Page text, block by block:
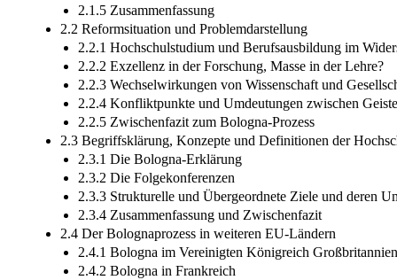
2.1.5 Zusammenfassung
2.2 Reformsituation und Problemdarstellung
2.2.1 Hochschulstudium und Berufsausbildung im
2.2.2 Exzellenz in der Forschung, Masse in der Lehre?
2.2.3 Wechselwirkungen von Wissenschaft und
2.2.4 Konfliktpunkte und Umdeutungen zwischen
2.2.5 Zwischenfazit zum Bologna-Prozess
2.3 Begriffsklärung, Konzepte und Definitionen der
2.3.1 Die Bologna-Erklärung
2.3.2 Die Folgekonferenzen
2.3.3 Strukturelle und Übergeordnete Ziele und deren
2.3.4 Zusammenfassung und Zwischenfazit
2.4 Der Bolognaprozess in weiteren EU-Ländern
2.4.1 Bologna im Vereinigten Königreich
2.4.2 Bologna in Frankreich